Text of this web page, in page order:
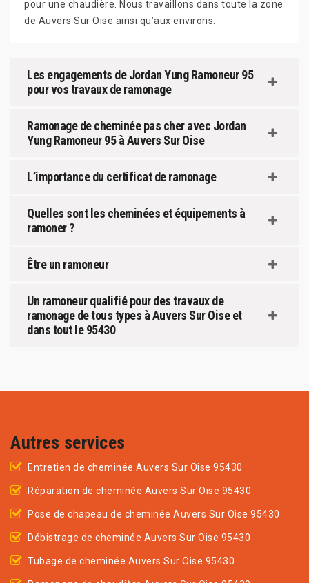
pour une chaudière. Nous travaillons dans toute la zone
de Auvers Sur Oise ainsi qu’aux environs.
Les engagements de Jordan Yung Ramoneur 95
pour vos travaux de ramonage
Ramonage de cheminée pas cher avec Jordan
Yung Ramoneur 95 à Auvers Sur Oise
L’importance du certificat de ramonage
Quelles sont les cheminées et équipements à
ramoner ?
Être un ramoneur
Un ramoneur qualifié pour des travaux de
ramonage de tous types à Auvers Sur Oise et
dans tout le 95430
Autres services
Entretien de cheminée Auvers Sur Oise 95430
Réparation de cheminée Auvers Sur Oise 95430
Pose de chapeau de cheminée Auvers Sur Oise 95430
Débistrage de cheminée Auvers Sur Oise 95430
Tubage de cheminée Auvers Sur Oise 95430